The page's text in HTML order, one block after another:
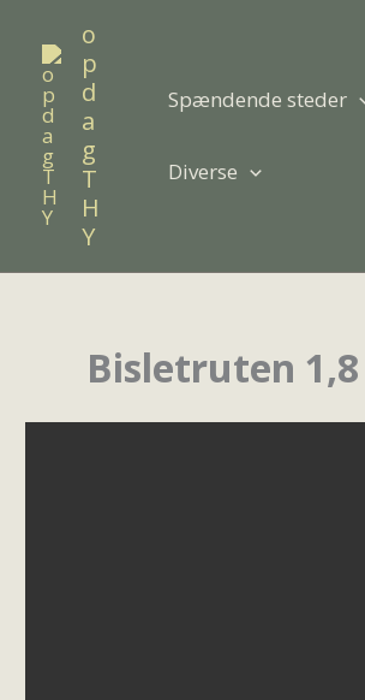
indholdet
o
p
d
a
g
T
H
Y
Spændende steder
Diverse
Bisletruten